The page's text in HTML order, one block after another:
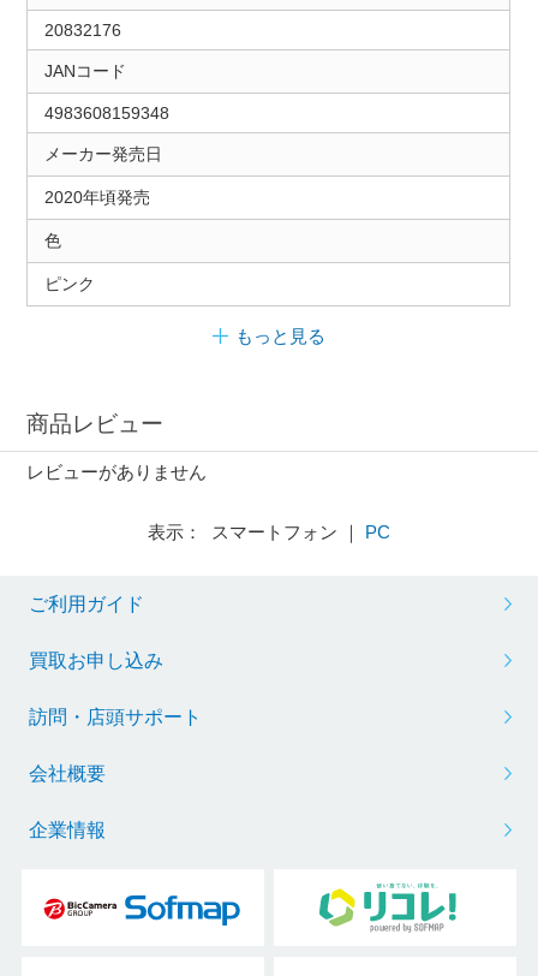
20832176
JANコード
4983608159348
メーカー発売日
2020年頃発売
色
ピンク
もっと見る
商品レビュー
レビューがありません
表示： スマートフォン ｜ PC
ご利用ガイド
買取お申し込み
訪問・店頭サポート
会社概要
企業情報